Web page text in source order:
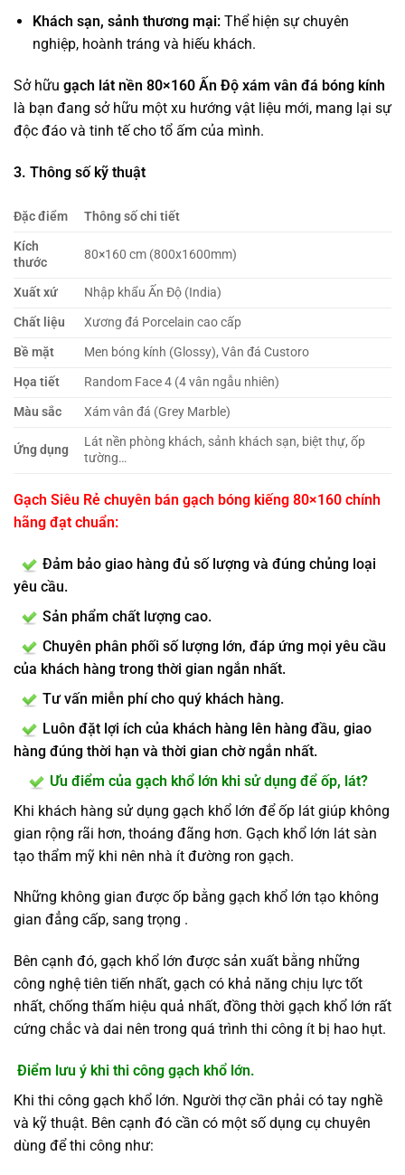
Khách sạn, sảnh thương mại:Thể hiện sự chuyên
nghiệp, hoành tráng và hiếu khách.
Sở hữu gạch lát nền 80×160 Ấn Độ xám vân đá bóng kính
là bạn đang sở hữu một xu hướng vật liệu mới, mang lại sự
độc đáo và tinh tế cho tổ ấm của mình.
3. Thông số kỹ thuật
Đặc điểm
Thông số chi tiết
Kích
thước
80×160 cm (800x1600mm)
Xuất xứ
Nhập khẩu Ấn Độ (India)
Chất liệu
Xương đá Porcelain cao cấp
Bề mặt
Men bóng kính (Glossy), Vân đá Custoro
Họa tiết
Random Face 4 (4 vân ngẫu nhiên)
Màu sắc
Xám vân đá (Grey Marble)
Ứng dụng
Lát nền phòng khách, sảnh khách sạn, biệt thự, ốp
tường…
Gạch Siêu Rẻ chuyên bán gạch bóng kiếng 80×160 chính
hãng đạt chuẩn:
Đảm bảo giao hàng đủ số lượng và đúng chủng loại
yêu cầu.
Sản phẩm chất lượng cao.
Chuyên phân phối số lượng lớn, đáp ứng mọi yêu cầu
của khách hàng trong thời gian ngắn nhất.
Tư vấn miễn phí cho quý khách hàng.
Luôn đặt lợi ích của khách hàng lên hàng đầu, giao
hàng đúng thời hạn và thời gian chờ ngắn nhất.
Ưu điểm của gạch khổ lớn khi sử dụng để ốp, lát?
Khi khách hàng sử dụng gạch khổ lớn để ốp lát giúp không
gian rộng rãi hơn, thoáng đãng hơn. Gạch khổ lớn lát sàn
tạo thẩm mỹ khi nên nhà ít đường ron gạch.
Những không gian được ốp bằng gạch khổ lớn tạo không
gian đẳng cấp, sang trọng .
Bên cạnh đó, gạch khổ lớn được sản xuất bằng những
công nghệ tiên tiến nhất, gạch có khả năng chịu lực tốt
nhất, chống thấm hiệu quả nhất, đồng thời gạch khổ lớn rất
cứng chắc và dai nên trong quá trình thi công ít bị hao hụt.
Điểm lưu ý khi thi công gạch khổ lớn.
Khi thi công gạch khổ lớn. Người thợ cần phải có tay nghề
và kỹ thuật. Bên cạnh đó cần có một số dụng cụ chuyên
dùng để thi công như: